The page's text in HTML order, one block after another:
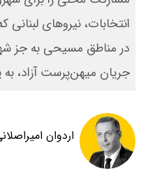
انتخابات، نیروهای
در مناطق مسیحی به ‌جز
جریان میهن‌‌پرست آزاد،
اردوان